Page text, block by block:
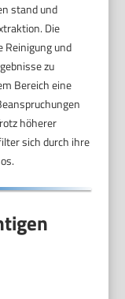
stand und
Die
Reinigung und
zu
Bereich eine
höherer
sich durch ihre